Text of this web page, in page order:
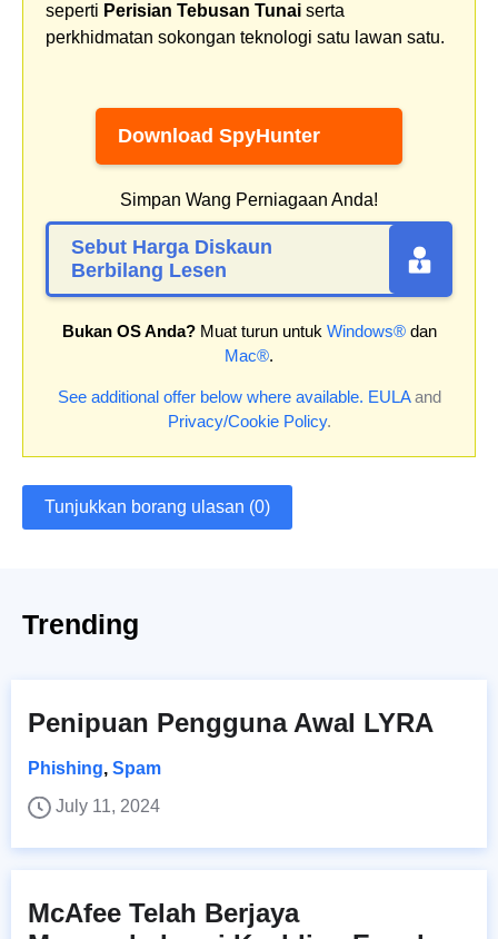
seperti Perisian Tebusan Tunai serta
perkhidmatan sokongan teknologi satu lawan satu.
Download SpyHunter
Simpan Wang Perniagaan Anda!
Sebut Harga Diskaun
Berbilang Lesen
Bukan OS Anda?Muat turun untuk Windows®dan
Mac®.
See additional offer below where available. EULAand
Privacy/Cookie Policy.
Tunjukkan borang ulasan (0)
Trending
Penipuan Pengguna Awal LYRA
Phishing, Spam
July 11, 2024
McAfee Telah Berjaya